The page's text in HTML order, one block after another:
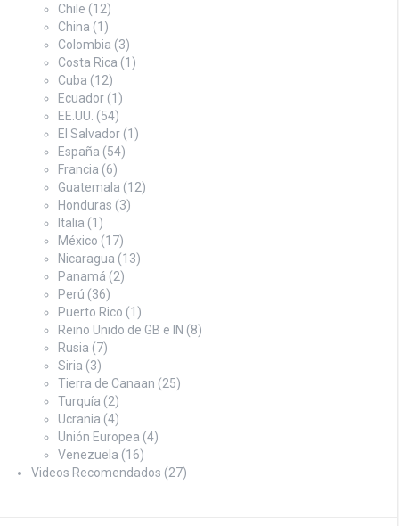
Chile (12)
China (1)
Colombia (3)
Costa Rica (1)
Cuba (12)
Ecuador (1)
EE.UU. (54)
El Salvador (1)
España (54)
Francia (6)
Guatemala (12)
Honduras (3)
Italia (1)
México (17)
Nicaragua (13)
Panamá (2)
Perú (36)
Puerto Rico (1)
Reino Unido de GB e IN (8)
Rusia (7)
Siria (3)
Tierra de Canaan (25)
Turquía (2)
Ucrania (4)
Unión Europea (4)
Venezuela (16)
Videos Recomendados (27)